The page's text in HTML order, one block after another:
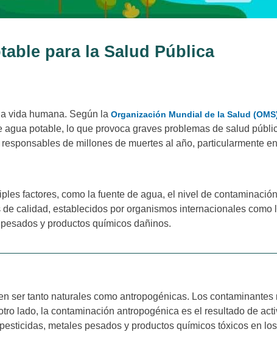
para la Salud Pública
vida humana. Según la Organización Mundial de la Salud
potable, lo que provoca graves problemas de salud
de millones de muertes al año, particularmente
factores, como la fuente de agua, el nivel de
calidad, establecidos por organismos internacionales
y productos químicos dañinos.
ser tanto naturales como antropogénicas. Los
lado, la contaminación antropogénica es el resultado de
metales pesados y productos químicos tóxicos en